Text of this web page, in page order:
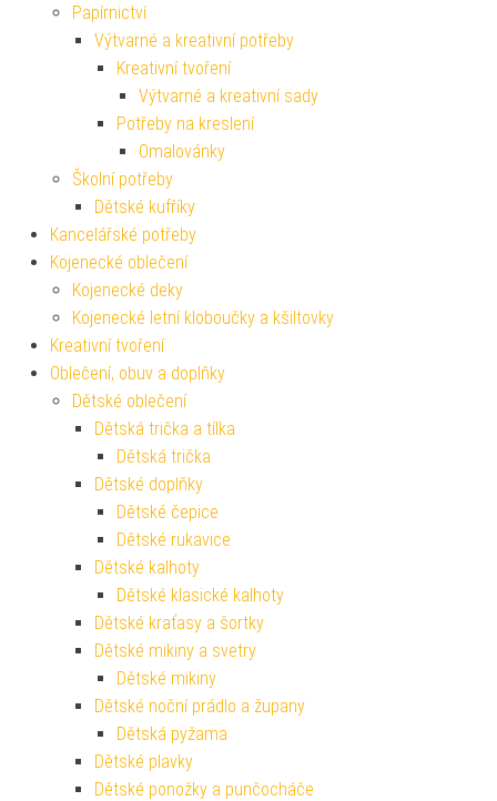
Papírnictví
Výtvarné a kreativní potřeby
Kreativní tvoření
Výtvarné a kreativní sady
Potřeby na kreslení
Omalovánky
Školní potřeby
Dětské kufříky
Kancelářské potřeby
Kojenecké oblečení
Kojenecké deky
Kojenecké letní kloboučky a kšiltovky
Kreativní tvoření
Oblečení, obuv a doplňky
Dětské oblečení
Dětská trička a tílka
Dětská trička
Dětské doplňky
Dětské čepice
Dětské rukavice
Dětské kalhoty
Dětské klasické kalhoty
Dětské kraťasy a šortky
Dětské mikiny a svetry
Dětské mikiny
Dětské noční prádlo a župany
Dětská pyžama
Dětské plavky
Dětské ponožky a punčocháče